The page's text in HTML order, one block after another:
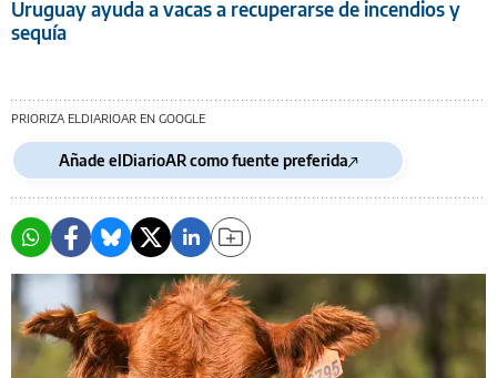
Uruguay ayuda a vacas a recuperarse de incendios y
sequía
PRIORIZA ELDIARIOAR EN GOOGLE
Añade elDiarioAR como fuente preferida